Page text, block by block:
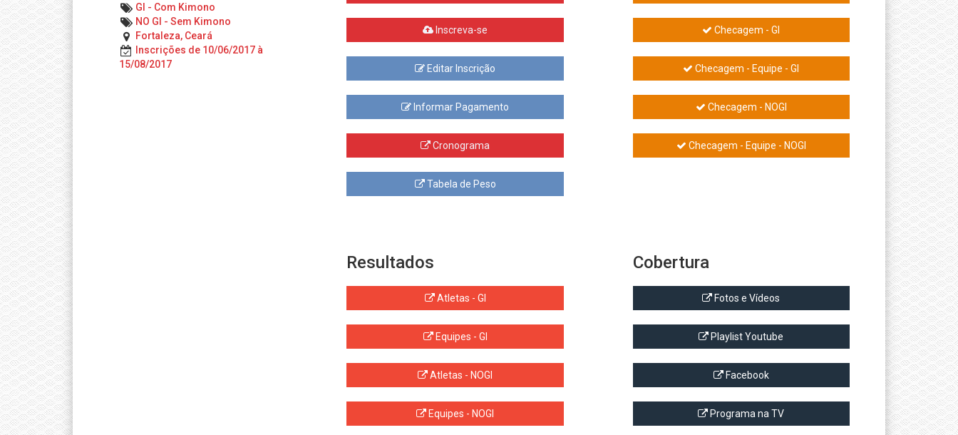
GI - Com Kimono
NO GI - Sem Kimono
Fortaleza, Ceará
Inscrições de 10/06/2017 à
15/08/2017
Inscreva-se
Editar Inscrição
Informar Pagamento
Cronograma
Tabela de Peso
Checagem - GI
Checagem - Equipe - GI
Checagem - NOGI
Checagem - Equipe - NOGI
Resultados
Atletas - GI
Equipes - GI
Atletas - NOGI
Equipes - NOGI
Cobertura
Fotos e Vídeos
Playlist Youtube
Facebook
Programa na TV